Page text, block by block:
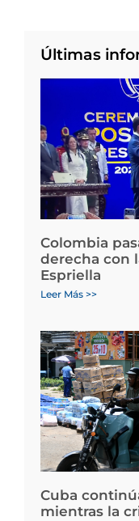
Últimas
Colombia
derecha con
Espriella
Leer Más >>
Cuba
mientras la